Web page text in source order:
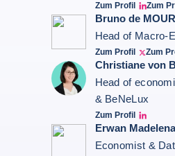
Zum Profil
Bernard Aw Zum
Bruno de
Head of Macro-
Zum Profil
Twitter BrunoZum
Bruno
Christiane von
Head of
& BeNeLux
Zum Profil
Christiane von berg
Erwan
Economist &